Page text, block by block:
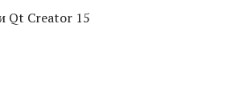
Qt Creator 15